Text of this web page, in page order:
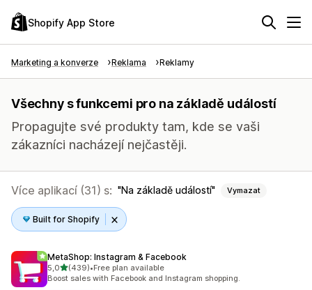
Shopify App Store
Marketing a konverze Reklama Reklamy
Všechny s funkcemi pro na základě událostí
Propagujte své produkty tam, kde se vaši
zákazníci nacházejí nejčastěji.
Více aplikací (31) s: Na základě událostí Vymazat
Built for Shopify
MetaShop: Instagram & Facebook
5,0z 5 hvězd
(439)
Celkový počet recenzí: 439
•Free plan available
Boost sales with Facebook and Instagram shopping.